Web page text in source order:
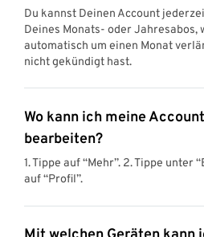
Du kannst Deinen Account
Deines Monats- oder Jahresabos,
automatisch um einen Monat
nicht gekündigt hast.
Wo kann ich meine
bearbeiten?
1. Tippe auf “Mehr”. 2. Tippe unter
auf “Profil”.